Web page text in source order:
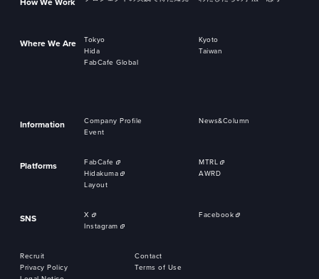
How We Work
Where We Are Tokyo
Kyoto
Hida
Taiwan
FabCafe Global
Information Company Profile
News&Column
Event
Platforms FabCafe
MTRL
Hidakuma
AWRD
Layout
SNS X
Facebook
Instagram
Recruit
Contact
Privacy Policy
Terms of Use